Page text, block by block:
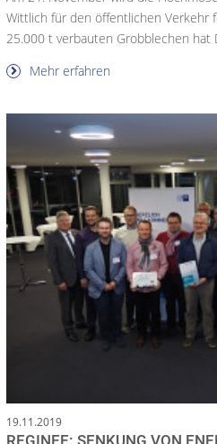
Wittlich für den öffentlichen Verkehr
25.000 t verbauten Grobblechen hat
Mehr erfahren
19.11.2019
REGINEE: SENKUNG VON